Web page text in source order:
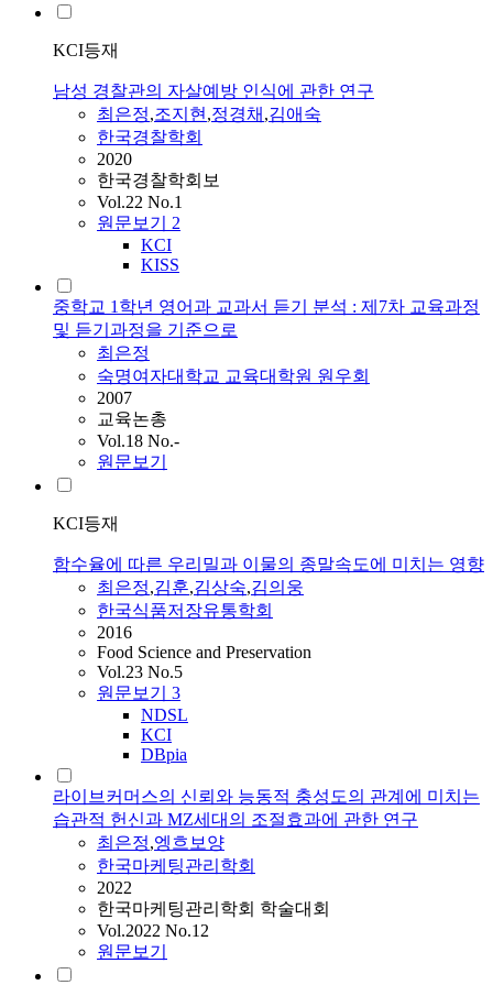
KCI등재
남성 경찰관의 자살예방 인식에 관한 연구
최은정,조지현,정경채 ,김애숙
한국경찰학회
2020
한국경찰학회보
Vol.22 No.1
원문보기 2
KCI
KISS
중학교 1학년 영어과 교과서 듣기 분석 : 제7차 교육과정
및 듣기과정을 기준으로
최은정
숙명여자대학교 교육대학원 원우회
2007
교육논총
Vol.18 No.-
원문보기
KCI등재
함수율에 따른 우리밀과 이물의 종말속도에 미치는 영향
최은정,김훈,김상숙,김의웅
한국식품저장유통학회
2016
Food Science and Preservation
Vol.23 No.5
원문보기 3
NDSL
KCI
DBpia
라이브커머스의 신뢰와 능동적 충성도의 관계에 미치는
습관적 헌신과 MZ세대의 조절효과에 관한 연구
최은정,엥흐보양
한국마케팅관리학회
2022
한국마케팅관리학회 학술대회
Vol.2022 No.12
원문보기